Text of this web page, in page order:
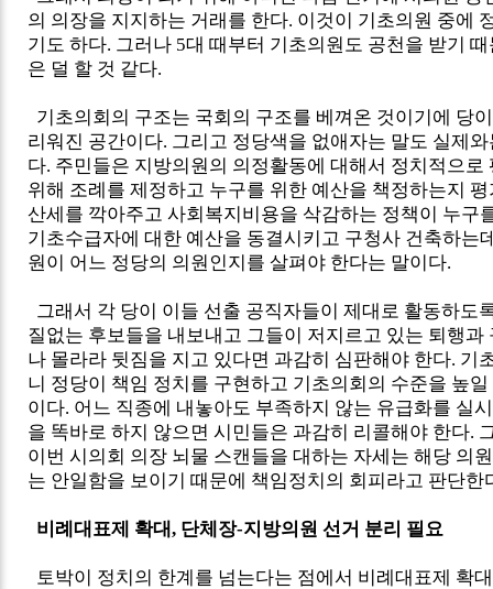
의 의장을 지지하는 거래를 한다. 이것이 기초의원 중에
기도 하다. 그러나 5대 때부터 기초의원도 공천을 받기
은 덜 할 것 같다.
기초의회의 구조는 국회의 구조를 베껴온 것이기에 당
리워진 공간이다. 그리고 정당색을 없애자는 말도 실제
다. 주민들은 지방의원의 의정활동에 대해서 정치적으로
위해 조례를 제정하고 누구를 위한 예산을 책정하는지
산세를 깍아주고 사회복지비용을 삭감하는 정책이 누구
기초수급자에 대한 예산을 동결시키고 구청사 건축하는
원이 어느 정당의 의원인지를 살펴야 한다는 말이다.
그래서 각 당이 이들 선출 공직자들이 제대로 활동하도
질없는 후보들을 내보내고 그들이 저지르고 있는 퇴행과
나 몰라라 뒷짐을 지고 있다면 과감히 심판해야 한다. 기
니 정당이 책임 정치를 구현하고 기초의회의 수준을 높
이다. 어느 직종에 내놓아도 부족하지 않는 유급화를 실
을 똑바로 하지 않으면 시민들은 과감히 리콜해야 한다.
이번 시의회 의장 뇌물 스캔들을 대하는 자세는 해당 의
는 안일함을 보이기 때문에 책임정치의 회피라고 판단한
비례대표제 확대, 단체장-지방의원 선거 분리 필요
토박이 정치의 한계를 넘는다는 점에서 비례대표제 확